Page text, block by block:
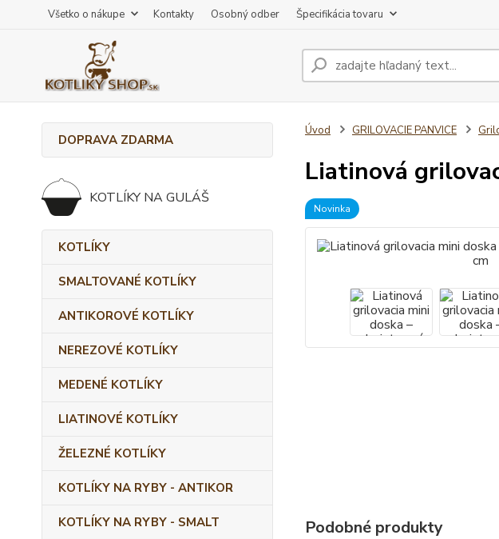
Všetko o nákupe Kontakty Osobný odber Špecifikácia tovaru
DOPRAVA ZDARMA
KOTLÍKY NA GULÁŠ
KOTLÍKY
SMALTOVANÉ KOTLÍKY
ANTIKOROVÉ KOTLÍKY
NEREZOVÉ KOTLÍKY
MEDENÉ KOTLÍKY
LIATINOVÉ KOTLÍKY
ŽELEZNÉ KOTLÍKY
KOTLÍKY NA RYBY - ANTIKOR
KOTLÍKY NA RYBY - SMALT
Úvod GRILOVACIE PANVICE
Liatinová
Novinka
Podobné produkty